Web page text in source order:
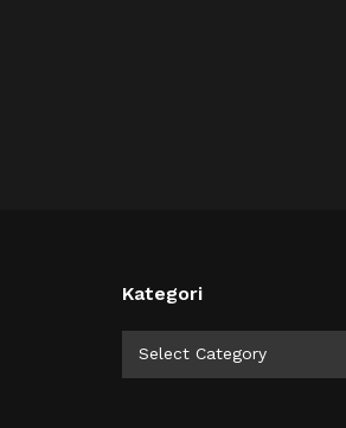
Kategori
Select Category